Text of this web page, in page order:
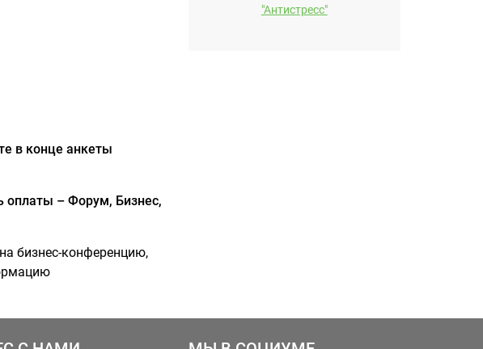
в конце анкеты
оплаты – Форум, Бизнес,
бизнес-конференцию,
"Антистресс"